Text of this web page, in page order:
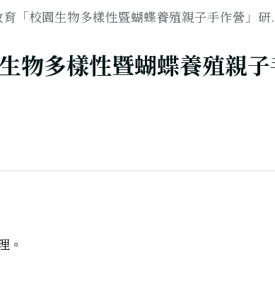
「校園生物多樣性暨蝴蝶養殖親子手作營」研
物多樣性暨蝴蝶養殖親
。